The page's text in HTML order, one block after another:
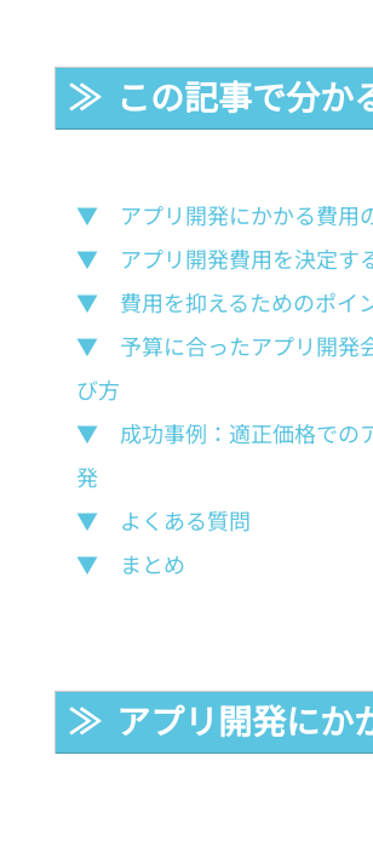
≫  この記事で分か
▼　アプリ開発にかかる費用
▼　アプリ開発費用を決定す
▼　費用を抑えるためのポイ
▼　予算に合ったアプリ開発
び方
▼　成功事例：適正価格での
発
▼　よくある質問
▼　まとめ
≫  アプリ開発にか